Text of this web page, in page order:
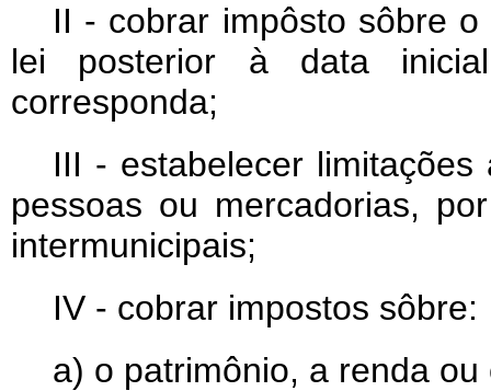
II - cobrar impôsto sôbre
lei posterior à data
corresponda;
III - estabelecer
pessoas ou mercadorias,
intermunicipais;
IV - cobrar impostos sôbre:
a) o patrimônio, a renda